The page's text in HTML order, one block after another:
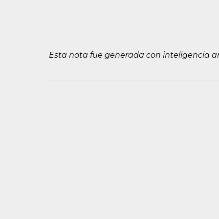
Esta nota fue generada con inteligencia